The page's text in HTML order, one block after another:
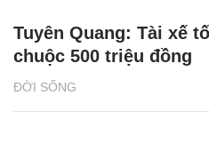
ĐỜI SỐNG
Tuyên Quang: Tài xế
chuộc 500 triệu đồng